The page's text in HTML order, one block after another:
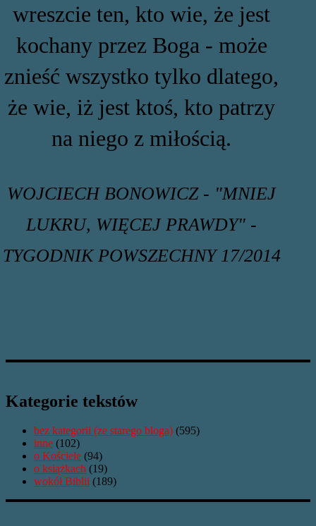
wreszcie ten, kto wie, że jest
kochany przez Boga - może
znieść wszystko tylko dlatego,
że wie, iż jest ktoś, kto patrzy
na niego z miłością.
WOJCIECH BONOWICZ - "MNIEJ
LUKRU, WIĘCEJ PRAWDY" -
TYGODNIK POWSZECHNY 17/2014
Kategorie tekstów
bez kategorii (ze starego bloga) (595)
inne (102)
o Kościele (94)
o książkach (19)
wokół Biblii (189)